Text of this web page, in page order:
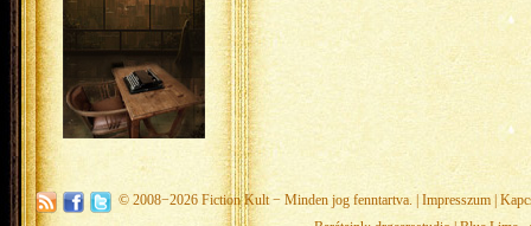
© 2008−2026 Fiction Kult− Minden jog fenntartva. | Impresszum